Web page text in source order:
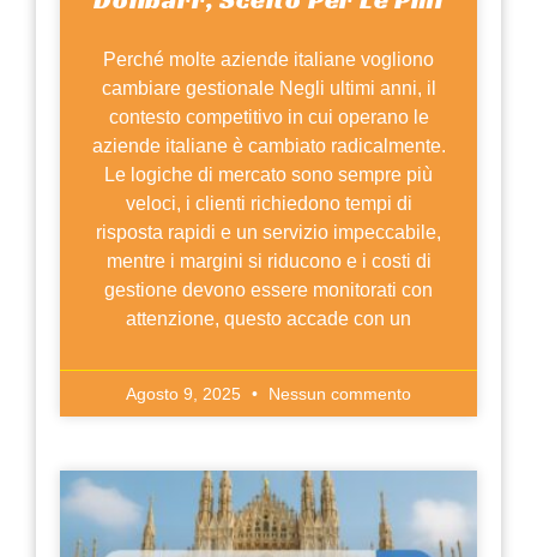
Perché molte aziende italiane vogliono
cambiare gestionale Negli ultimi anni, il
contesto competitivo in cui operano le
aziende italiane è cambiato radicalmente.
Le logiche di mercato sono sempre più
veloci, i clienti richiedono tempi di
risposta rapidi e un servizio impeccabile,
mentre i margini si riducono e i costi di
gestione devono essere monitorati con
attenzione, questo accade con un
Agosto 9, 2025 Nessun commento